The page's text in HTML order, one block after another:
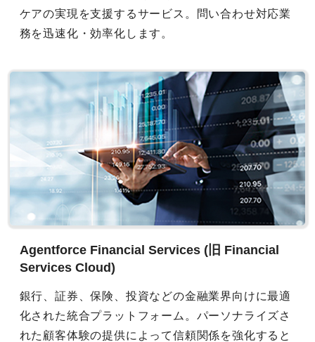
ケアの実現を支援するサービス。問い合わせ対応業
務を迅速化・効率化します。
Agentforce Financial Services (旧 Financial
Services Cloud)
銀行、証券、保険、投資などの金融業界向けに最適
化された統合プラットフォーム。パーソナライズさ
れた顧客体験の提供によって信頼関係を強化すると